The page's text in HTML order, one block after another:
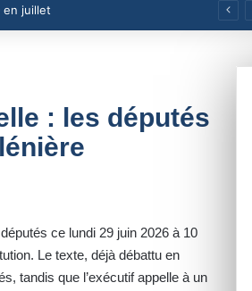
en juillet
: les députés
ce lundi 29 juin 2026 à 10
Le texte, déjà débattu en
tandis que l’exécutif appelle à un